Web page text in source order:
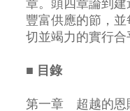
章。頭四章論到
豐富供應的節，
切並竭力的實行合
■ 目錄
第一章 超越的恩